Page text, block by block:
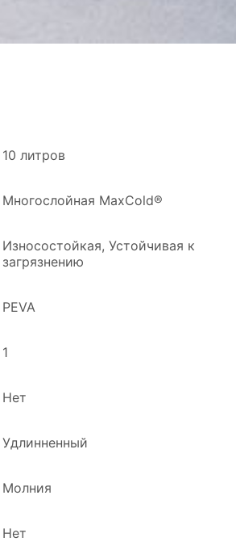
10 литров
Многослойная MaxCold®
Износостойкая, Устойчивая к
загрязнению
PEVA
1
Нет
Удлинненный
Молния
Нет